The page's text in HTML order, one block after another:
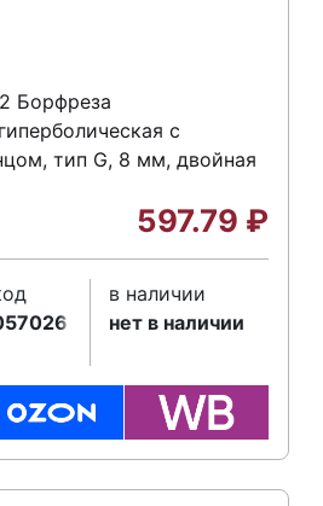
Борфреза
с
тип G, 8 мм, двойная
597.79 ₽
в наличии
нет в наличии